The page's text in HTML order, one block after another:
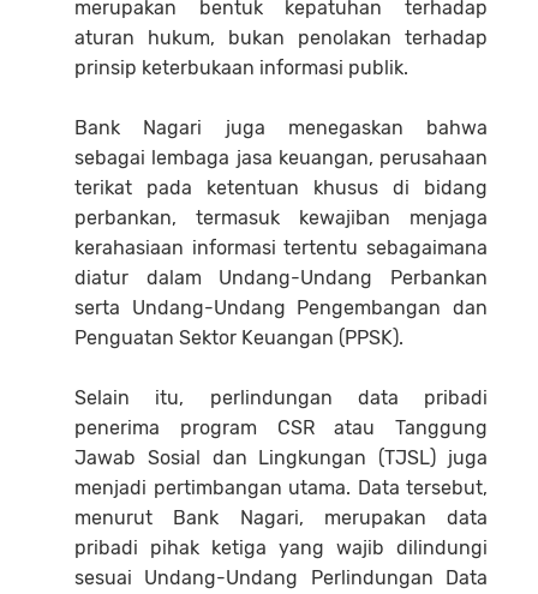
merupakan bentuk kepatuhan terhadap
aturan hukum, bukan penolakan terhadap
prinsip keterbukaan informasi publik.
Bank Nagari juga menegaskan bahwa
sebagai lembaga jasa keuangan, perusahaan
terikat pada ketentuan khusus di bidang
perbankan, termasuk kewajiban menjaga
kerahasiaan informasi tertentu sebagaimana
diatur dalam Undang-Undang Perbankan
serta Undang-Undang Pengembangan dan
Penguatan Sektor Keuangan (PPSK).
Selain itu, perlindungan data pribadi
penerima program CSR atau Tanggung
Jawab Sosial dan Lingkungan (TJSL) juga
menjadi pertimbangan utama. Data tersebut,
menurut Bank Nagari, merupakan data
pribadi pihak ketiga yang wajib dilindungi
sesuai Undang-Undang Perlindungan Data